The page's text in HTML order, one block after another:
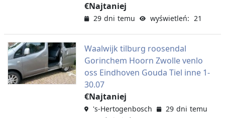
€Najtaniej
29 dni temu wyświetleń: 21
Waalwijk tilburg roosendal
Gorinchem Hoorn Zwolle venlo
oss Eindhoven Gouda Tiel inne 1-
30.07
€Najtaniej
's-Hertogenbosch
29 dni temu